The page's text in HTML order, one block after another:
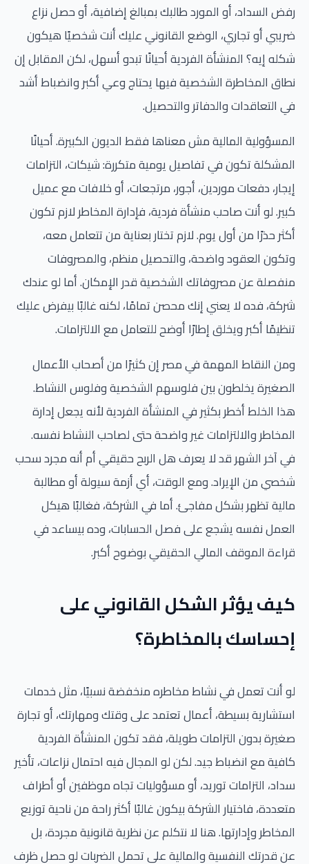
رفض السداد، أو المورد طالبك بمبالغ إضافية، أو حصل نزاع
ضريبي أو تجاري، الوضع القانوني عليك أنت شخصيًا هيكون
شكله إيه؟ المنشأة الفردية أحيانًا تبدو أسهل، لكن المقابل إن
نطاق المخاطرة الشخصية فيها يحتاج وعي أكبر وانضباط أشد
في التعاقدات والدفاتر والتحصيل.
المسؤولية المالية مش معناها فقط الديون الكبيرة. أحيانًا
المشكلة تكون في تفاصيل يومية متكررة: شيكات، التزامات
إيجار، دفعات موردين، أجور، مرتجعات، أو خلافات مع عميل
كبير. لو أنت صاحب منشأة فردية، فإدارة المخاطر لازم تكون
أكثر حذرًا من أول يوم. لازم تختار بعناية من تتعامل معه،
وتكون العقود واضحة، والتحصيل منظم، والمصروفات
منفصلة عن مصروفاتك الشخصية قدر الإمكان. أما لو عندك
شركة، فده لا يعني إنك محصن تمامًا، لكنه غالبًا بيفرض عليك
تنظيمًا أكبر ويخلق إطارًا أوضح للتعامل مع الالتزامات.
ومن النقاط المهمة في مصر إن كثيرًا من أصحاب الأعمال
الصغيرة يخلطون بين فلوسهم الشخصية وفلوس النشاط.
هذا الخلط أخطر بكثير في المنشأة الفردية لأنه يجعل إدارة
المخاطر والالتزامات غير واضحة حتى لصاحب النشاط نفسه.
في آخر الشهر قد لا يعرف هل الربح حقيقي أم أنه مجرد سحب
شخصي من الإيراد. ومع الوقت، أي أزمة سيولة أو مطالبة
مالية تظهر بشكل مفاجئ. أما في الشركة، فغالبًا هيكل
العمل نفسه يشجع على فصل الحسابات، وده بيساعد في
قراءة الموقف المالي الحقيقي بوضوح أكبر.
كيف يؤثر الشكل القانوني على
إحساسك بالمخاطرة؟
لو أنت تعمل في نشاط مخاطره منخفضة نسبيًا، مثل خدمات
استشارية بسيطة، أعمال تعتمد على وقتك ومهارتك، أو تجارة
صغيرة بدون التزامات طويلة، فقد تكون المنشأة الفردية
كافية مع انضباط جيد. لكن لو المجال فيه احتمال نزاعات، تأخير
سداد، التزامات توريد، أو مسؤوليات تجاه موظفين أو أطراف
متعددة، فاختيار الشركة بيكون غالبًا أكثر راحة من ناحية توزيع
المخاطر وإدارتها. هنا لا نتكلم عن نظرية قانونية مجردة، بل
عن قدرتك النفسية والمالية على تحمل الضربات لو حصل ظرف